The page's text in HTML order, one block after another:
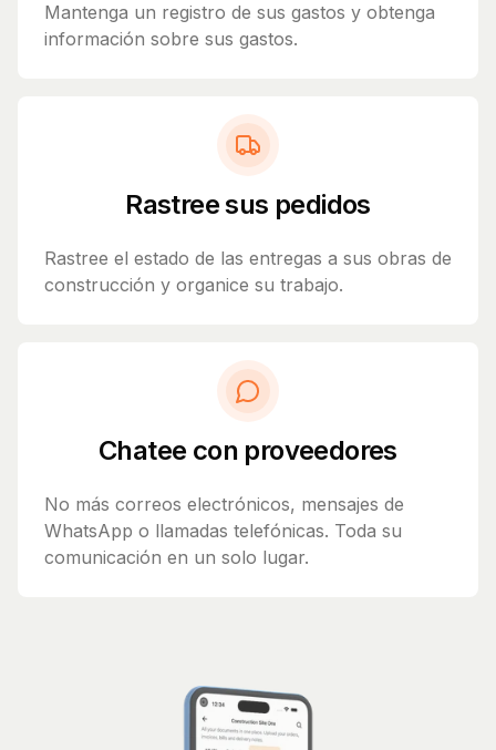
Mantenga un registro de sus gastos y obtenga
información sobre sus gastos.
Rastree sus pedidos
Rastree el estado de las entregas a sus obras de
construcción y organice su trabajo.
Chatee con proveedores
No más correos electrónicos, mensajes de
WhatsApp o llamadas telefónicas. Toda su
comunicación en un solo lugar.